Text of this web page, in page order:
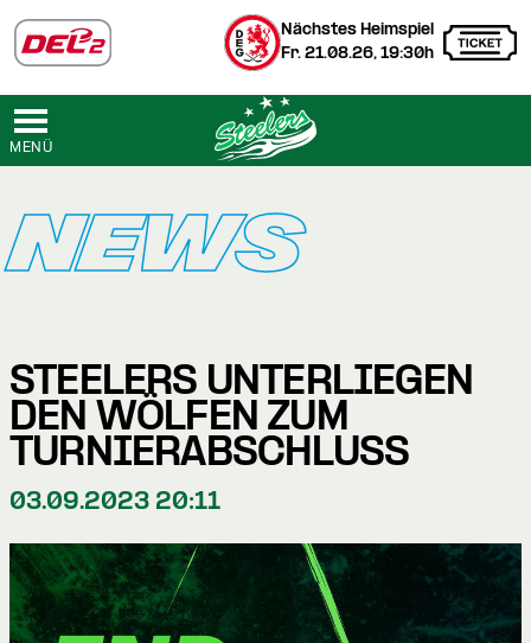
Nächstes Heimspiel
Fr. 21.08.26, 19:30h
MENÜ
NEWS
STEELERS UNTERLIEGEN
DEN WÖLFEN ZUM
TURNIERABSCHLUSS
03.09.2023 20:11